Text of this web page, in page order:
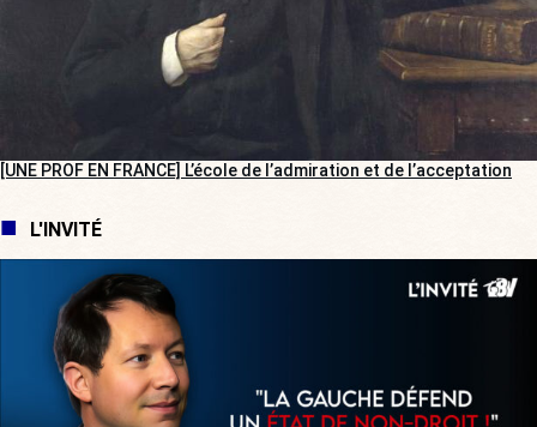
[UNE PROF EN FRANCE] L’école de l’admiration et de l’acceptation
L'INVITÉ